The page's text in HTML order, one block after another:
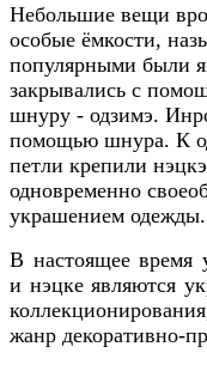
Небольшие вещи
особые ёмкости,
популярными были
закрывались с
шнуру - одзимэ.
помощью шнура. К
петли крепили
одновременно
украшением одежды.
В настоящее время
и нэцке являются
жанр декоративно-